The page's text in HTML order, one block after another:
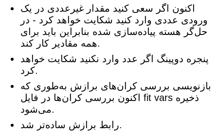
اکنون اگر سعی کنید مقدار غیرعددی در یک
ورودی عددی وارد کنید شکایت خواهد کرد - در
حل‌گر هسته پیاده‌سازی شده بنابراین باید برای
همه مقادیر کار کند.
پنجره دوپینگ اگر عدد وارد نکنید شکایت خواهد
کرد.
بازنویسی بررسی کران‌های برازش به‌طوری که
اکنون بررسی کران‌ها در فایل fit vars ذخیره
می‌شود.
رابط برازش ساده‌تر شد.